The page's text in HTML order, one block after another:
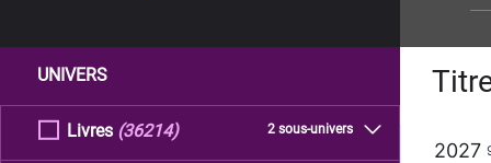
UNIVERS
Livres 2 sous-univers
(36214)
2027